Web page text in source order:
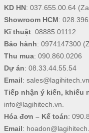
KD HN: 037.655.00.64
Showroom HCM:
Kĩ thuật: 08885.01112
Bảo hành: 0974147300
Thu mua: 090.860.0206
Dự án: 08.33.44.55.54
Email: sales@lagihitech.vn
Tiếp nhận ý kiến, khiếu
info@lagihitech.vn
Hóa đơn – Kế toán:
Email: